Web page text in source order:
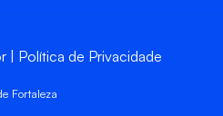
Política de Privacidade
Fortaleza